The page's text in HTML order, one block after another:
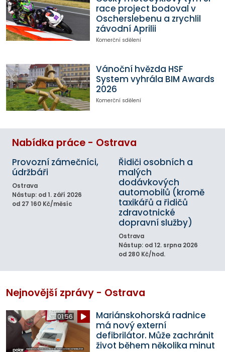
race project bodoval v
Oscherslebenu a zrychlil
závodní Aprilii
Komerční sdělení
Vánoční hvězda HSF
System vyhrála BIM Awards
2026
Komerční sdělení
Nabídka práce - Ostrava
Provozní zámečníci,
údržbáři
Ostrava
Nástup: od 1. září 2026
od 27 160 Kč/měsíc
Řidiči osobních a
malých
dodávkových
automobilů (kromě
taxikářů a řidičů
zdravotnické
dopravní služby)
Ostrava
Nástup: od 12. srpna 2026
od 280 Kč/hod.
Nejnovější zprávy - Ostrava
01:56
Mariánskohorská radnice
má nový externí
defibrilátor. Může zachránit
život během několika minut